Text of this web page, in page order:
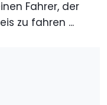
Fahrer, der
zu fahren ...